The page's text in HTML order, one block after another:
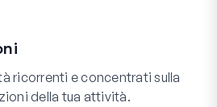
ricorrenti e concentrati sulla
della tua attività.